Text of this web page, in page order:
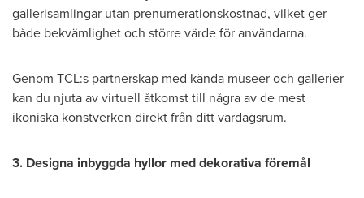
gallerisamlingar utan prenumerationskostnad, vilket ger
både bekvämlighet och större värde för användarna.
Genom TCL:s partnerskap med kända museer och gallerier
kan du njuta av virtuell åtkomst till några av de mest
ikoniska konstverken direkt från ditt vardagsrum.
3. Designa inbyggda hyllor med dekorativa föremål